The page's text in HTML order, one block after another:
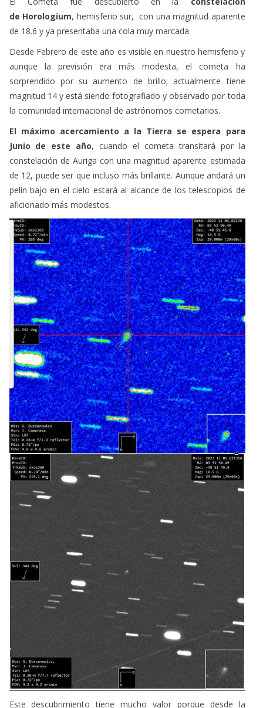
de Horologium, hemisferio sur, con una magnitud aparente
de 18.6 y ya presentaba una cola muy marcada.
Desde Febrero de este año es visible en nuestro hemisferio y
aunque la previsión era más modesta, el cometa ha
sorprendido por su aumento de brillo; actualmente tiene
magnitud 14 y está siendo fotografiado y observado por toda
la comunidad internacional de astrónomos cometarios.
El máximo acercamiento a la Tierra se espera para
Junio de este año, cuando el cometa transitará por la
constelación de Auriga con una magnitud aparente estimada
de 12, puede ser que incluso más brillante. Aunque andará un
pelín bajo en el cielo estará al alcance de los telescopios de
aficionado más modestos.
Este descubrimiento tiene mucho valor porque desde la